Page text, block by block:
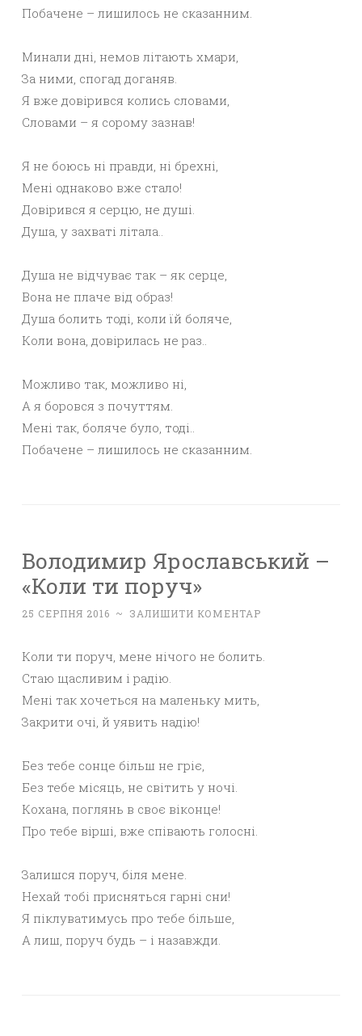
Побачене – лишилось не сказанним.
Минали дні, немов літають хмари,
За ними, спогад доганяв.
Я вже довірився колись словами,
Словами – я сорому зазнав!
Я не боюсь ні правди, ні брехні,
Мені однаково вже стало!
Довірився я серцю, не душі.
Душа, у захваті літала..
Душа не відчуває так – як серце,
Вона не плаче від образ!
Душа болить тоді, коли їй боляче,
Коли вона, довірилась не раз..
Можливо так, можливо ні,
А я боровся з почуттям.
Мені так, боляче було, тоді..
Побачене – лишилось не сказанним.
Володимир Ярославський –
«Коли ти поруч»
25 СЕРПНЯ 2016 ~ ЗАЛИШИТИ КОМЕНТАР
Коли ти поруч, мене нічого не болить.
Стаю щасливим і радію.
Мені так хочеться на маленьку мить,
Закрити очі, й уявить надію!
Без тебе сонце більш не гріє,
Без тебе місяць, не світить у ночі.
Кохана, поглянь в своє віконце!
Про тебе вірші, вже співають голосні.
Залишся поруч, біля мене.
Нехай тобі присняться гарні сни!
Я піклуватимусь про тебе більше,
А лиш, поруч будь – і назавжди.